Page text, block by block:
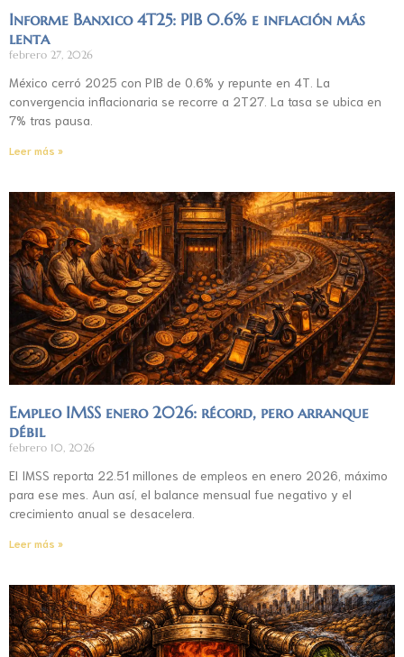
Informe Banxico 4T25: PIB 0.6% e inflación más
lenta
febrero 27, 2026
México cerró 2025 con PIB de 0.6% y repunte en 4T. La
convergencia inflacionaria se recorre a 2T27. La tasa se ubica en
7% tras pausa.
Leer más »
Empleo IMSS enero 2026: récord, pero arranque
débil
febrero 10, 2026
El IMSS reporta 22.51 millones de empleos en enero 2026, máximo
para ese mes. Aun así, el balance mensual fue negativo y el
crecimiento anual se desacelera.
Leer más »